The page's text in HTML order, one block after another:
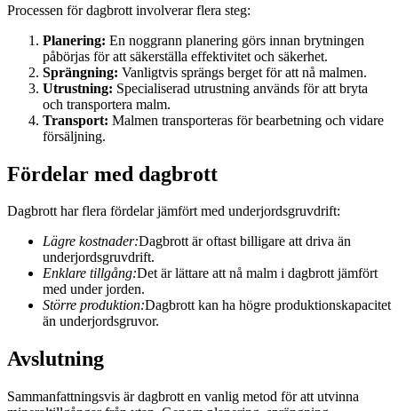
Processen för dagbrott involverar flera steg:
Planering: En noggrann planering görs innan brytningen
påbörjas för att säkerställa effektivitet och säkerhet.
Sprängning: Vanligtvis sprängs berget för att nå malmen.
Utrustning: Specialiserad utrustning används för att bryta
och transportera malm.
Transport: Malmen transporteras för bearbetning och vidare
försäljning.
Fördelar med dagbrott
Dagbrott har flera fördelar jämfört med underjordsgruvdrift:
Lägre kostnader:Dagbrott är oftast billigare att driva än
underjordsgruvdrift.
Enklare tillgång:Det är lättare att nå malm i dagbrott jämfört
med under jorden.
Större produktion:Dagbrott kan ha högre produktionskapacitet
än underjordsgruvor.
Avslutning
Sammanfattningsvis är dagbrott en vanlig metod för att utvinna